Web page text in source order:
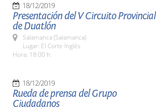
18/12/2019
Presentación del V Circuito Provincial
de Duatlón
Salamanca (Salamanca)
Lugar: El Corte Inglés
Hora: 18:00 h.
18/12/2019
Rueda de prensa del Grupo
Ciudadanos